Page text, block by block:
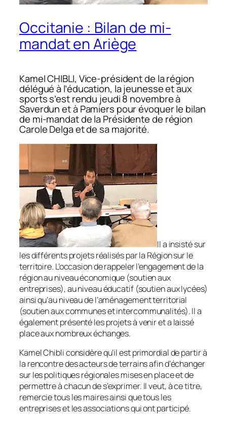
Occitanie : Bilan de mi-
mandat en Ariège
Kamel CHIBLI, Vice-président de la région
délégué à l’éducation, la jeunesse et aux
sports s’est rendu jeudi 8 novembre à
Saverdun et à Pamiers pour évoquer le bilan
de mi-mandat de la Présidente de région
Carole Delga et de sa majorité.
Il a insisté sur
les différents projets réalisés par la Région sur le
territoire. L’occasion de rappeler l’engagement de la
région au niveau économique (soutien aux
entreprises), au niveau éducatif (soutien aux lycées)
ainsi qu’au niveau de l’aménagement territorial
(soutien aux communes et intercommunalités). Il a
également présenté les projets à venir et a laissé
place aux nombreux échanges.
Kamel Chibli considère qu’il est primordial de partir à
la rencontre des acteurs de terrains afin d’échanger
sur les politiques régionales mises en place et de
permettre à chacun de s’exprimer. Il veut, à ce titre,
remercie tous les maires ainsi que tous les
entreprises et les associations qui ont participé.